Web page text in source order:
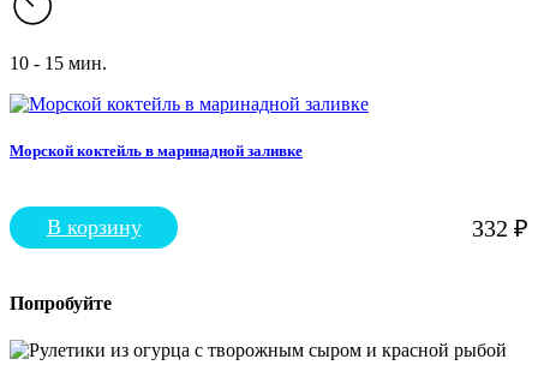
10 - 15 мин.
Морской коктейль в маринадной заливке
332 ₽
В корзину
Попробуйте